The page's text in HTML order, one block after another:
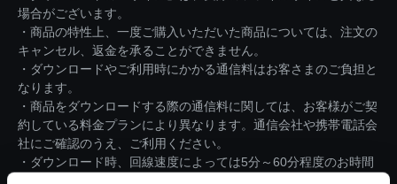
場合がございます。
・商品の特性上、一度ご購入いただいた商品については、注文の
キャンセル、返金を承ることができません。
・ダウンロードやご利用時にかかる通信料はお客さまのご負担と
なります。
・商品をダウンロードする際の通信料に関しては、お客様がご契
約している料金プランにより異なります。通信会社や携帯電話会
社にご確認のうえ、ご利用ください。
・ダウンロード時、回線速度によっては5分～60分程度のお時間